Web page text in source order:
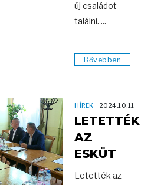
új családot
találni. ...
Bővebben
HÍREK 2024.10.11
LETETTÉK
AZ
ESKÜT
Letették az